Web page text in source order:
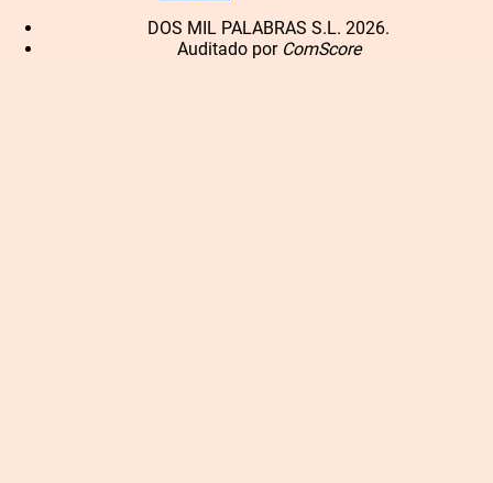
DOS MIL PALABRAS S.L. 2026.
Auditado por ComScore